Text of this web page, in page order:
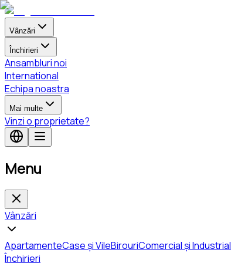
Vânzări
Închirieri
Ansambluri noi
International
Echipa noastra
Mai multe
Vinzi o proprietate?
Menu
Vânzări
ApartamenteCase și VileBirouriComercial și Industrial
Închirieri